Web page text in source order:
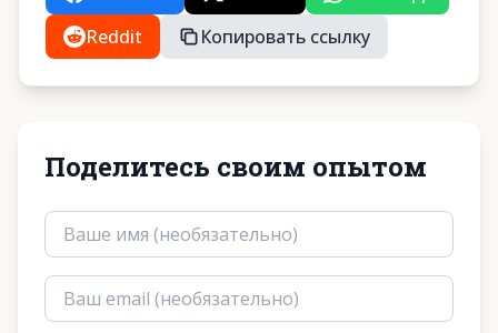
Reddit
Копировать ссылку
Поделитесь своим опытом